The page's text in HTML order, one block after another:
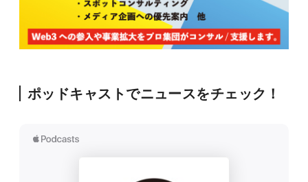
ポッドキャストでニュースをチェック！